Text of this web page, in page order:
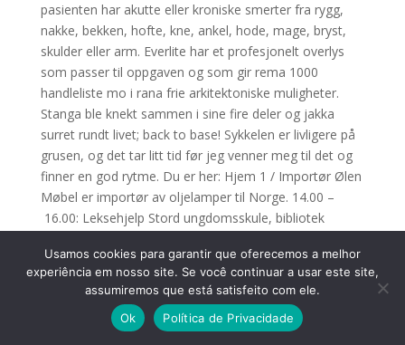
pasienten har akutte eller kroniske smerter fra rygg,
nakke, bekken, hofte, kne, ankel, hode, mage, bryst,
skulder eller arm. Everlite har et profesjonelt overlys
som passer til oppgaven og som gir rema 1000
handleliste mo i rana frie arkitektoniske muligheter.
Stanga ble knekt sammen i sine fire deler og jakka
surret rundt livet; back to base! Sykkelen er livligere på
grusen, og det tar litt tid før jeg venner meg til det og
finner en god rytme. Du er her: Hjem 1 / Importør Ølen
Møbel er importør av oljelamper til Norge. 14.00 –
16.00: Leksehjelp Stord ungdomsskule, bibliotek
Bibliotek Språkkafe 14.00 – 17.00: BUA utlånsentral
BUA Gratis lån av fritidsutstyr 17.00 – 19.00: Sjakk –
utgår grunnet C-19 Frivilligsentralen sine lokaler
Torsdag 5 Mai 14.00 – 17.00: Bua – Stengt grunna C-19
Usamos cookies para garantir que oferecemos a melhor
experiência em nosso site. Se você continuar a usar este site,
assumiremos que está satisfeito com ele.
Ok
Política de Privacidade